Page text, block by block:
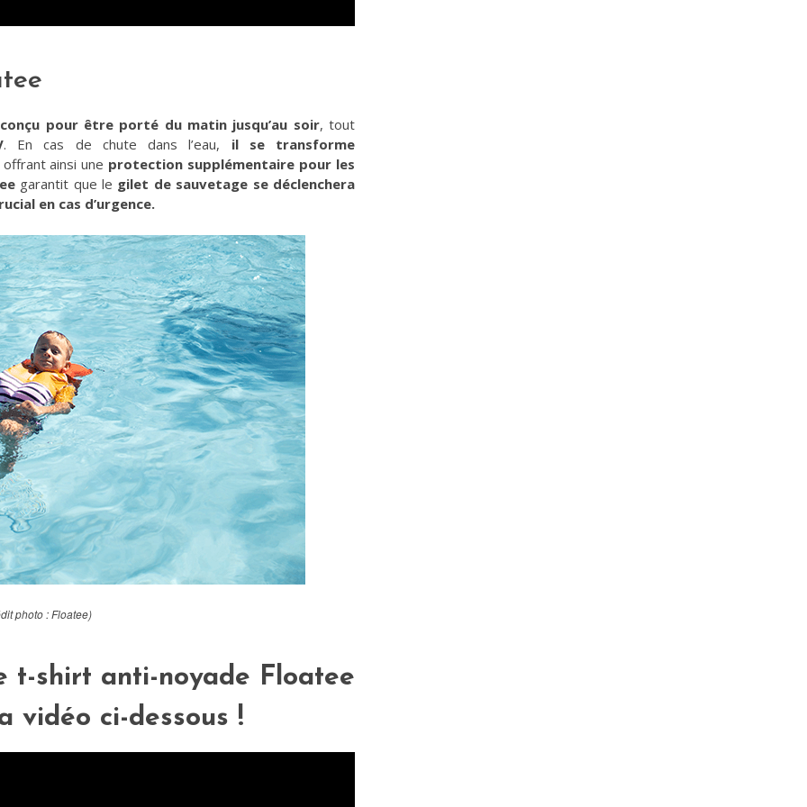
pour être porté du matin jusqu’au soir, tout
. En cas de chute dans l’eau, il se transforme
offrant ainsi une protection supplémentaire pour les
garantit que le gilet de sauvetage se déclenchera
en cas d’urgence.
photo : Floatee)
t-shirt anti-noyade Floatee
vidéo ci-dessous !